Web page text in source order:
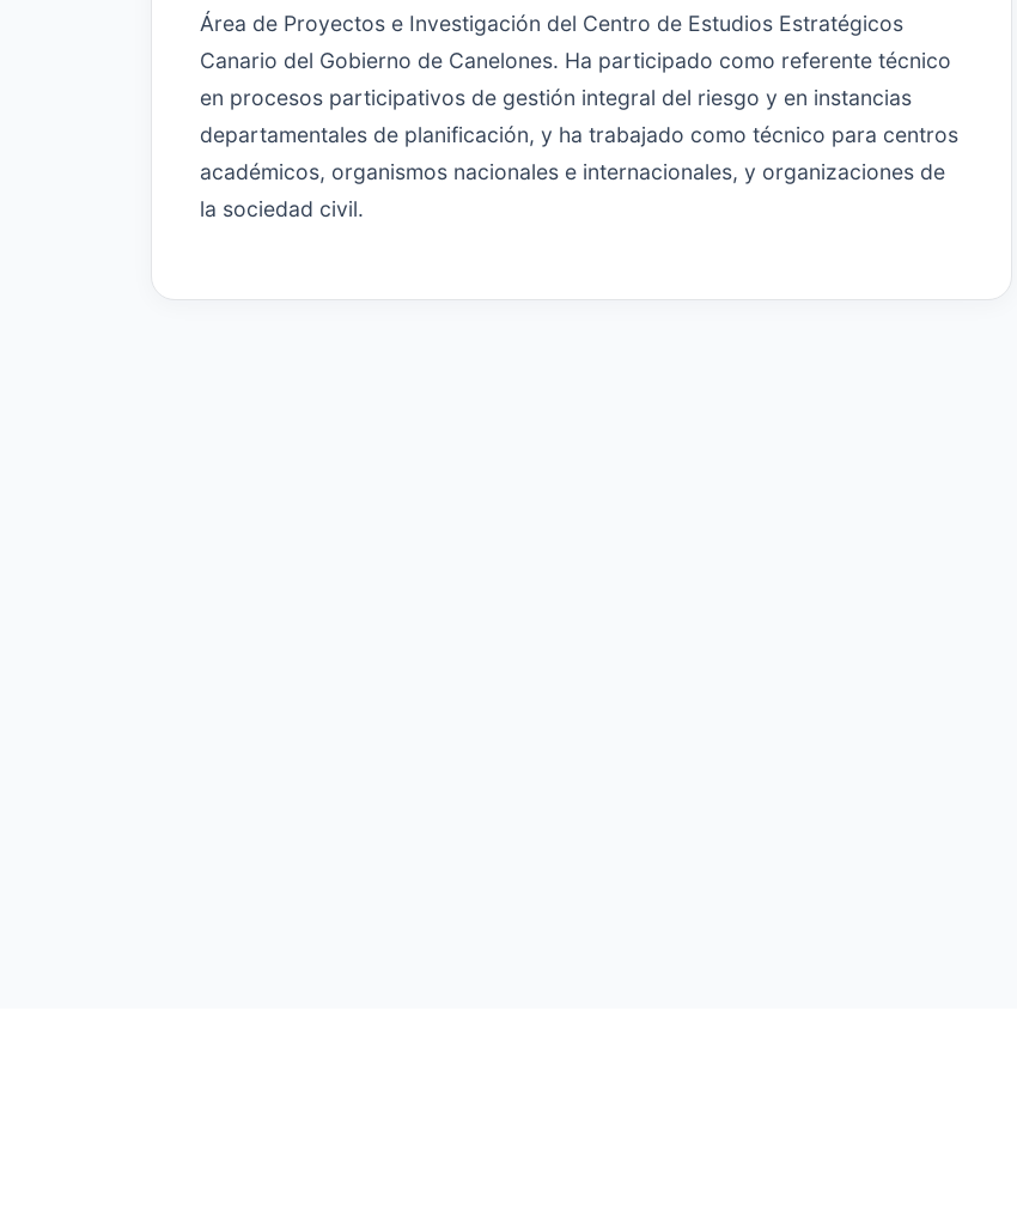
Área de Proyectos e Investigación del Centro de Estudios Estratégicos
Canario del Gobierno de Canelones. Ha participado como referente técnico
en procesos participativos de gestión integral del riesgo y en instancias
departamentales de planificación, y ha trabajado como técnico para centros
académicos, organismos nacionales e internacionales, y organizaciones de
la sociedad civil.